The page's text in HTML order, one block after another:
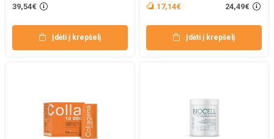
39,54€
Įdėti į krepšelį
17,14€
24,49€
Įdėti į krepšelį